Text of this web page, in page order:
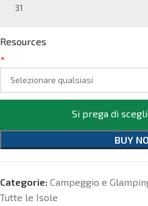
31
Resources
*
Si prega di
BUY
Categorie: Campeggio e
Tutte le Isole